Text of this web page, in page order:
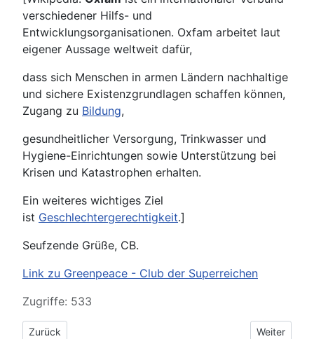
verschiedener Hilfs- und
Entwicklungsorganisationen. Oxfam arbeitet laut
eigener Aussage weltweit dafür,
dass sich Menschen in armen Ländern nachhaltige
und sichere Existenzgrundlagen schaffen können,
Zugang zu Bildung,
gesundheitlicher Versorgung, Trinkwasser und
Hygiene-Einrichtungen sowie Unterstützung bei
Krisen und Katastrophen erhalten.
Ein weiteres wichtiges Ziel
ist Geschlechtergerechtigkeit.]
Seufzende Grüße, CB.
Link zu Greenpeace - Club der Superreichen
Details
Zugriffe: 533
Vorheriger Beitrag: Neuer Hoffnungsschimmer für
Zurück Nächster
Weiter